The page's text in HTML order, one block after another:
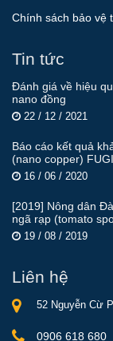
Chính sách bảo vệ
Tin tức
Đánh giá về hiệu
nano đồng
22 / 12 / 2021
Báo cáo kết quả
(nano copper)
16 / 06 / 2020
[2019] Nông dân
ngã rạp (tomato
19 / 08 / 2019
Liên hệ
52 Nguyễn Cừ
0906 618 680